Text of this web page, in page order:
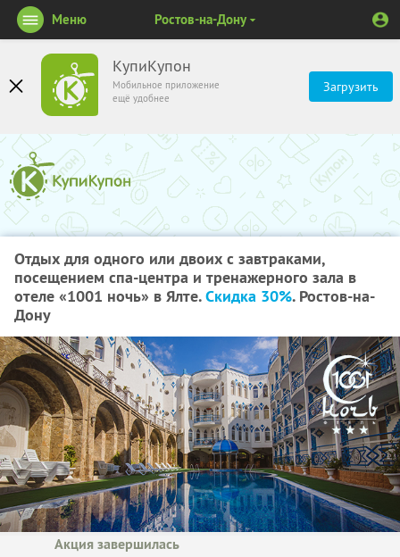
КупиКупон
Мобильное приложение
ещё удобнее
Загрузить
Меню Ростов-на-Дону
Отдых для одного или двоих с завтраками,
посещением спа-центра и тренажерного зала в
отеле «1001 ночь» в Ялте.Скидка 30%. Ростов-на-
Дону
Акция завершилась